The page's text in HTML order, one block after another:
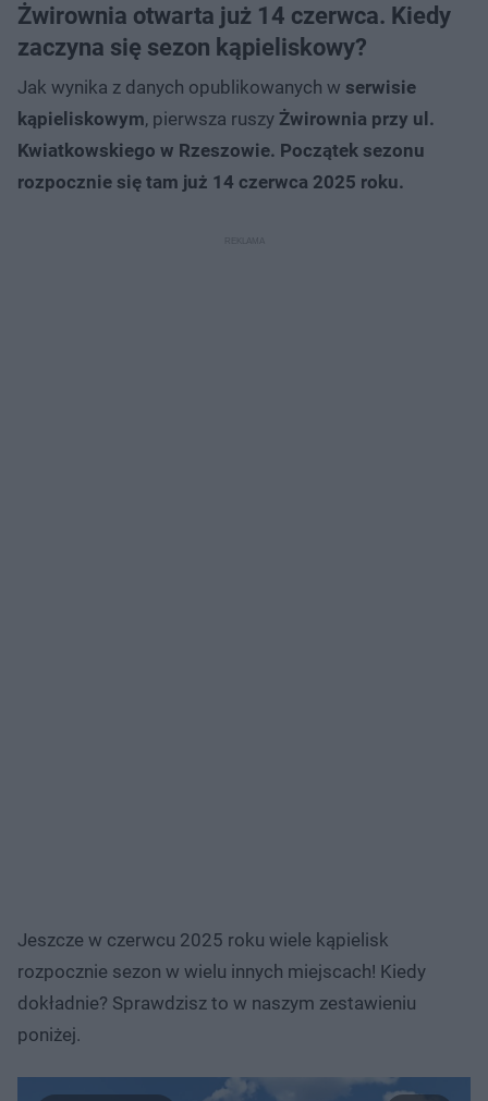
Żwirownia otwarta już 14 czerwca. Kiedy
zaczyna się sezon kąpieliskowy?
Jak wynika z danych opublikowanych w serwisie
kąpieliskowym, pierwsza ruszy Żwirownia przy ul.
Kwiatkowskiego w Rzeszowie. Początek sezonu
rozpocznie się tam już 14 czerwca 2025 roku.
Jeszcze w czerwcu 2025 roku wiele kąpielisk
rozpocznie sezon w wielu innych miejscach! Kiedy
dokładnie? Sprawdzisz to w naszym zestawieniu
poniżej.